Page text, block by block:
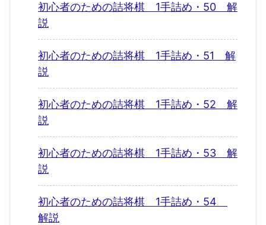
初心者のための詰将棋 1手詰め・50 解
説
初心者のための詰将棋 1手詰め・51 解
説
初心者のための詰将棋 1手詰め・52 解
説
初心者のための詰将棋 1手詰め・53 解
説
初心者のための詰将棋 1手詰め・54
解説